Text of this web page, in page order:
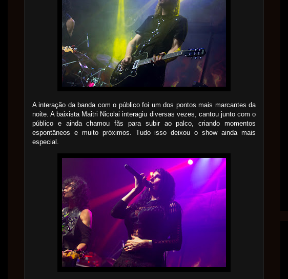
A interação da banda com o público foi um dos pontos mais marcantes da
noite. A baixista Maitri Nicolai interagiu diversas vezes, cantou junto com o
público e ainda chamou fãs para subir ao palco, criando momentos
espontâneos e muito próximos. Tudo isso deixou o show ainda mais
especial.